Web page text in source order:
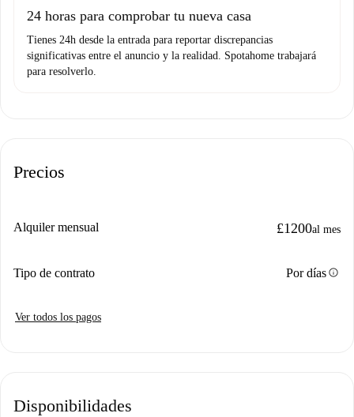
24 horas para comprobar tu nueva casa
Tienes 24h desde la entrada para reportar discrepancias
significativas entre el anuncio y la realidad. Spotahome trabajará
para resolverlo.
Precios
Alquiler mensual £1200al mes
Tipo de contrato Por díasinfo
Ver todos los pagos
Disponibilidades